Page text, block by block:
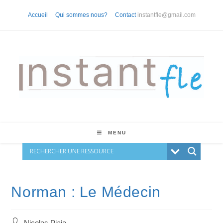
Accueil Qui sommes nous? Contact instantfle@gmail.com
MENU
Norman : Le Médecin